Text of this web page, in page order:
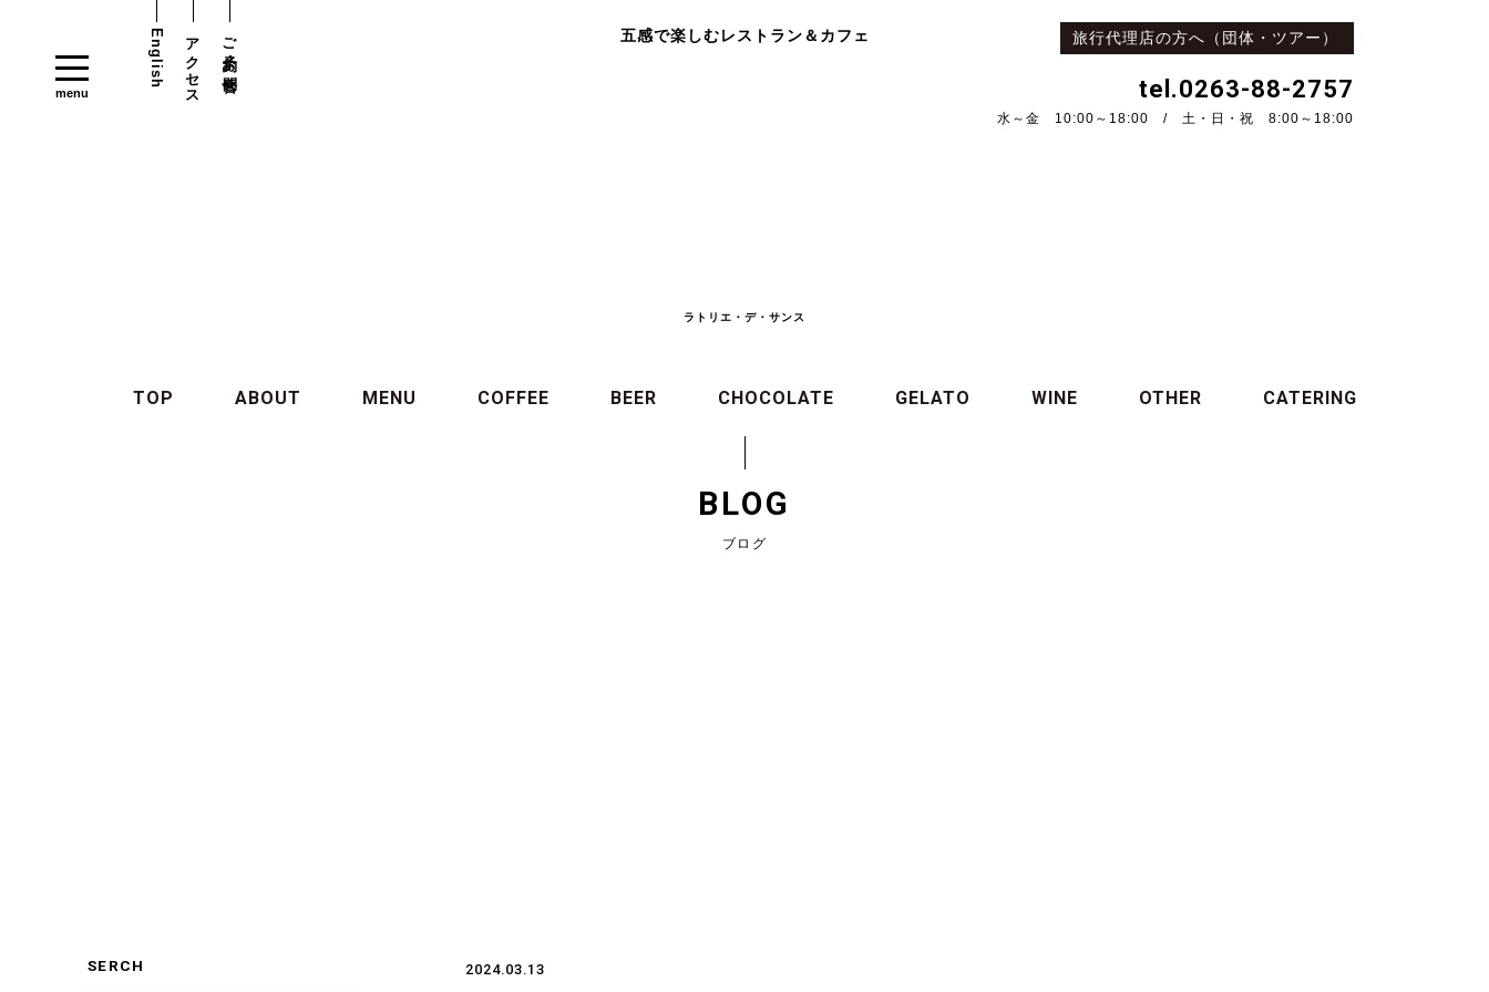
五感で楽しむレストラン＆カフェ
ラトリエ・デ・サンス
旅行代理店の方へ（団体・ツアー）
tel.0263-88-2757
水～金 10:00～18:00 / 土・日・祝 8:00～18:00
TOP ABOUT MENU COFFEE BEER CHOCOLATE GELATO WINE OTHER CATERING
ご予約・お問合せ
アクセス
English
BLOG
ブログ
2024.03.13
SERCH